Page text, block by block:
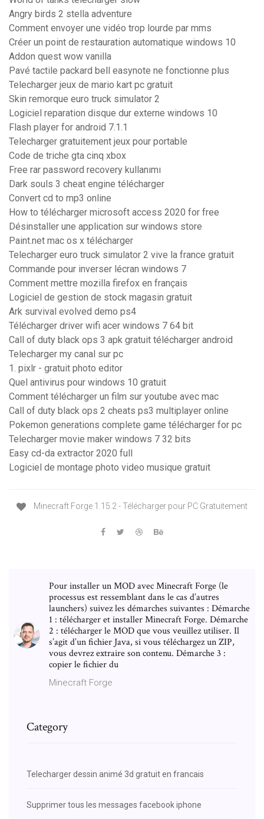
Angry birds 2 stella adventure
Comment envoyer une vidéo trop lourde par mms
Créer un point de restauration automatique windows 10
Addon quest wow vanilla
Pavé tactile packard bell easynote ne fonctionne plus
Telecharger jeux de mario kart pc gratuit
Skin remorque euro truck simulator 2
Logiciel reparation disque dur externe windows 10
Flash player for android 7.1.1
Telecharger gratuitement jeux pour portable
Code de triche gta cinq xbox
Free rar password recovery kullanımı
Dark souls 3 cheat engine télécharger
Convert cd to mp3 online
How to télécharger microsoft access 2020 for free
Désinstaller une application sur windows store
Paint.net mac os x télécharger
Telecharger euro truck simulator 2 vive la france gratuit
Commande pour inverser lécran windows 7
Comment mettre mozilla firefox en français
Logiciel de gestion de stock magasin gratuit
Ark survival evolved demo ps4
Télécharger driver wifi acer windows 7 64 bit
Call of duty black ops 3 apk gratuit télécharger android
Telecharger my canal sur pc
1. pixlr - gratuit photo editor
Quel antivirus pour windows 10 gratuit
Comment télécharger un film sur youtube avec mac
Call of duty black ops 2 cheats ps3 multiplayer online
Pokemon generations complete game télécharger for pc
Telecharger movie maker windows 7 32 bits
Easy cd-da extractor 2020 full
Logiciel de montage photo video musique gratuit
Minecraft Forge 1.15.2 - Télécharger pour PC Gratuitement
Pour installer un MOD avec Minecraft Forge (le
processus est ressemblant dans le cas d’autres
launchers) suivez les démarches suivantes : Démarche
1 : télécharger et installer Minecraft Forge. Démarche
2 : télécharger le MOD que vous veuillez utiliser. Il
s’agit d’un fichier Java, si vous téléchargez un ZIP,
vous devrez extraire son contenu. Démarche 3 :
copier le fichier du
Minecraft Forge
Category
Telecharger dessin animé 3d gratuit en francais
Supprimer tous les messages facebook iphone